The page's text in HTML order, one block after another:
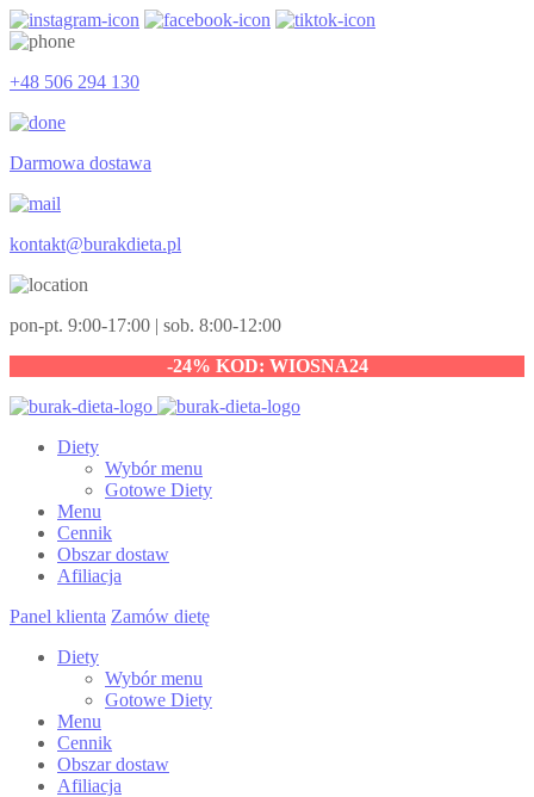
+48 506 294 130
Darmowa dostawa
kontakt@burakdieta.pl
pon-pt. 9:00-17:00 | sob. 8:00-12:00
-24% KOD: WIOSNA24
Diety
Wybór menu
Gotowe Diety
Menu
Cennik
Obszar dostaw
Afiliacja
Panel klienta Zamów dietę
Diety
Wybór menu
Gotowe Diety
Menu
Cennik
Obszar dostaw
Afiliacja